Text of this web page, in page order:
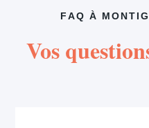
FAQ À
Vos